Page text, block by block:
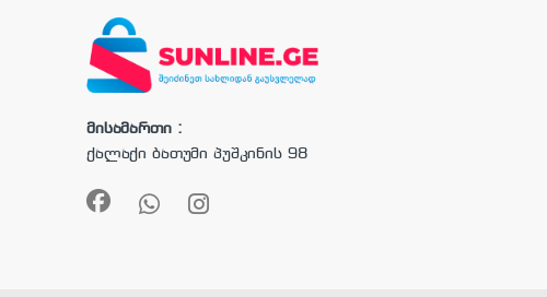
მისამართი :
ქალაქი ბათუმი პუშკინის 98